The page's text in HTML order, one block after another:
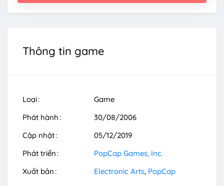
Thông tin game
Loại
Game
Phát hành
30/08/2006
Cập nhật
05/12/2019
Phát triển
PopCap Games, Inc.
Xuất bản
Electronic Arts PopCap